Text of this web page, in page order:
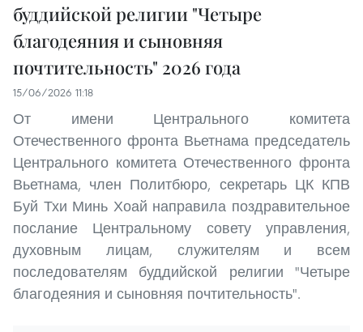
буддийской религии "Четыре
благодеяния и сыновняя
почтительность" 2026 года
15/06/2026 11:18
От имени Центрального комитета
Отечественного фронта Вьетнама председатель
Центрального комитета Отечественного фронта
Вьетнама, член Политбюро, секретарь ЦК КПВ
Буй Тхи Минь Хоай направила поздравительное
послание Центральному совету управления,
духовным лицам, служителям и всем
последователям буддийской религии "Четыре
благодеяния и сыновняя почтительность".